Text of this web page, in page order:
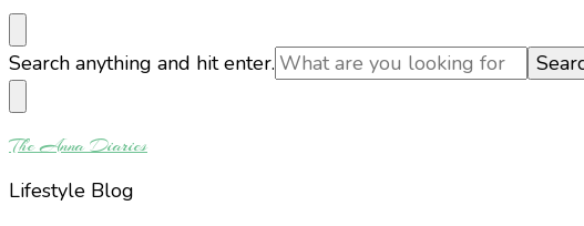
Looking
for
Something?
Search anything and hit enter.
The Anna Diaries
Lifestyle Blog